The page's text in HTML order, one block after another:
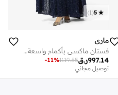
5
(
1
)
ماري
فستان ماكسي بأكمام واسعة مزين بالترتر
ر.ق997.14
1119.55
-11%
توصيل مجاني